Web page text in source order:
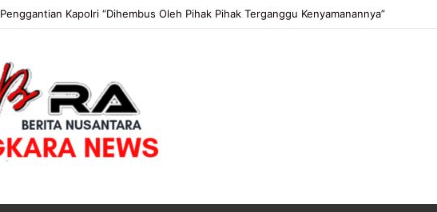
Penggantian Kapolri “Dihembus Oleh Pihak Pihak Terganggu Kenyamanannya”